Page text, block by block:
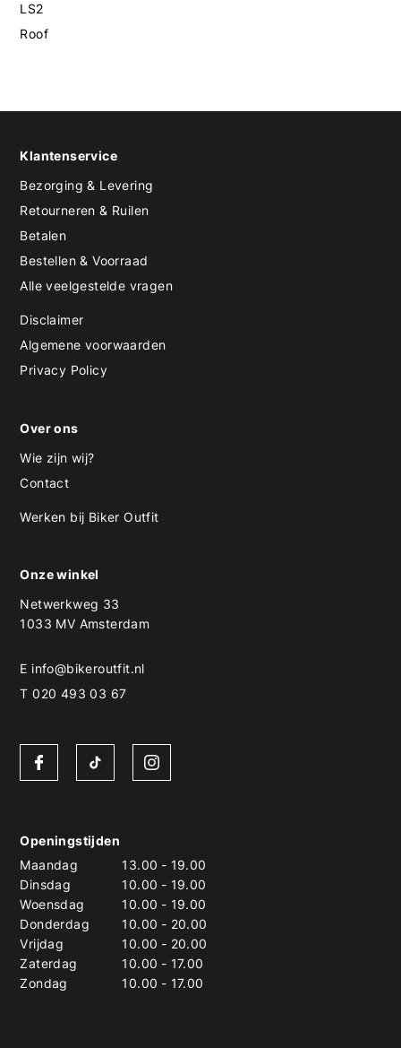
LS2
Roof
Klantenservice
Bezorging & Levering
Retourneren & Ruilen
Betalen
Bestellen & Voorraad
Alle veelgestelde vragen
Disclaimer
Algemene voorwaarden
Privacy Policy
Over ons
Wie zijn wij?
Contact
Werken bij Biker Outfit
Onze winkel
Netwerkweg 33
1033 MV Amsterdam
E info@bikeroutfit.nl
T 020 493 03 67
Openingstijden
Maandag
13.00 - 19.00
Dinsdag
10.00 - 19.00
Woensdag
10.00 - 19.00
Donderdag
10.00 - 20.00
Vrijdag
10.00 - 20.00
Zaterdag
10.00 - 17.00
Zondag
10.00 - 17.00